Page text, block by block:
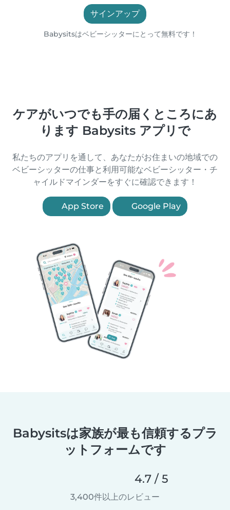
サインアップ
Babysitsはベビーシッターにとって無料です！
ケアがいつでも手の届くところにあ
ります Babysits アプリで
私たちのアプリを通して、あなたがお住まいの地域での
ベビーシッターの仕事と利用可能なベビーシッター・チ
ャイルドマインダーをすぐに確認できます！
App Store Google Play
Babysitsは家族が最も信頼するプラ
ットフォームです
4.7 / 5
3,400件以上のレビュー